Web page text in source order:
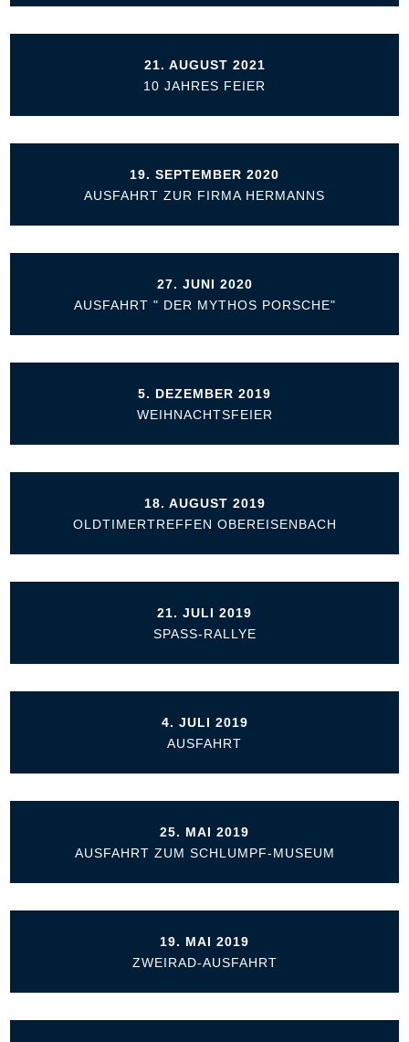
21. AUGUST 2021
10 JAHRES FEIER
19. SEPTEMBER 2020
AUSFAHRT ZUR FIRMA HERMANNS
27. JUNI 2020
AUSFAHRT " DER MYTHOS PORSCHE"
5. DEZEMBER 2019
WEIHNACHTSFEIER
18. AUGUST 2019
OLDTIMERTREFFEN OBEREISENBACH
21. JULI 2019
SPASS-RALLYE
4. JULI 2019
AUSFAHRT
25. MAI 2019
AUSFAHRT ZUM SCHLUMPF-MUSEUM
19. MAI 2019
ZWEIRAD-AUSFAHRT